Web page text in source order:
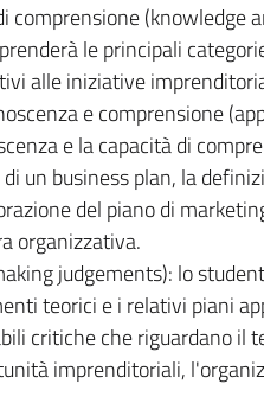
comprensione (knowledge
le principali
alle iniziative
e comprensione
e la capacità di
un business plan, la
del piano di
organizzativa.
judgements): lo
teorici e i relativi piani
critiche che riguardano il
imprenditoriali,